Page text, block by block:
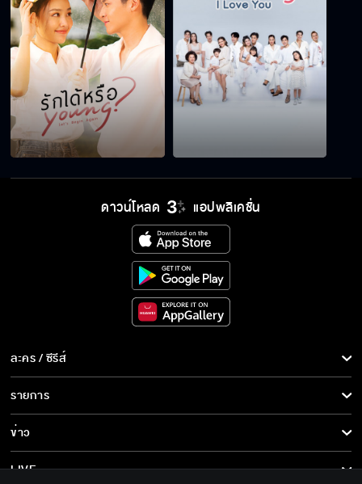
คิดอะไรทะลึ่ง ๆ กับผมหรือเปล่าเนี่ย
เขาเป็นทั้งลูกน้องและเพื่อนที่ดีที่สุดของผม
ไม่มีใครรู้จักผมดีเท่ามุกอีกแล้ว
ลูกค้าคนนี้ไบโพลาร์มาก เอาแน่เอานอนไม่ได้เลย
ดาวน์โหลด แอปพลิเคชั่น
ละคร / ซีรีส์
ละคร/ซีรีส์
ซีรีส์นานาชาติ
การ์ตูน & เกม
รายการ
รายการทั้งหมด
ข่าว
ข่าวทั้งหมด
LIVE